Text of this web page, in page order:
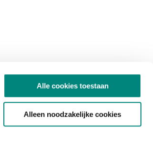
Alle cookies toestaan
Alleen noodzakelijke cookies